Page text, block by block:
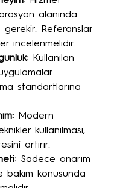
alanında
gerekir. Referanslar
incelenmelidir.
Kullanılan
standartlarına
Modern
kullanılması,
artırır.
Sadece onarım
bakım konusunda